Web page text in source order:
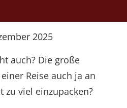
2025
auch? Die große
Reise auch ja an
zu viel einzupacken?